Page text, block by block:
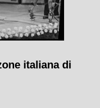
italiana di